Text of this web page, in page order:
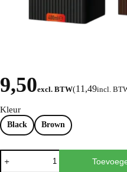
9,50excl. BTW(11,49incl.
Kleur
Black Brown